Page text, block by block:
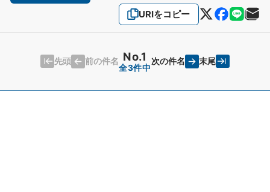
URIをコピー
先頭 前の件名 No.1
全3件中
次の件名 末尾